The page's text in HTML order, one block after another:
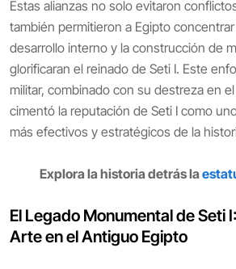
Estas alianzas no solo evitaron
también permitieron a Egipto
desarrollo interno y la construcción de
glorificaran el reinado de Seti I. Este
militar, combinado con su destreza en
cimentó la reputación de Seti I como
más efectivos y estratégicos de la
Explora la historia detrás la
El Legado Monumental de Seti
Arte en el Antiguo Egipto